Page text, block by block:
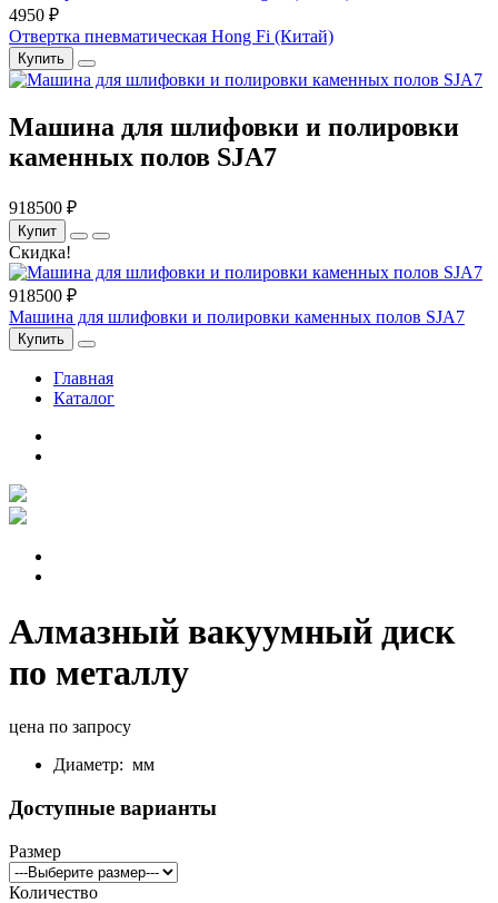
4950 ₽
Отвертка пневматическая Hong Fi (Китай)
Купить
Машина для шлифовки и полировки
каменных полов SJA7
918500 ₽
Купит
Скидка!
918500 ₽
Машина для шлифовки и полировки каменных полов SJA7
Купить
Главная
Каталог
Алмазный вакуумный диск
по металлу
цена по запросу
Диаметр: мм
Доступные варианты
Размер
Количество